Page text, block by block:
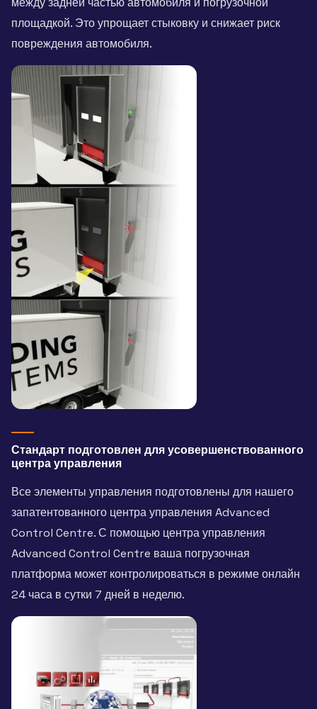
площадкой. Это упрощает стыковку и снижает риск
повреждения автомобиля.
Стандарт подготовлен для усовершенствованного
центра управления
Все элементы управления подготовлены для нашего
запатентованного центра управления Advanced
Control Centre. С помощью центра управления
Advanced Control Centre ваша погрузочная
платформа может контролироваться в режиме онлайн
24 часа в сутки 7 дней в неделю.